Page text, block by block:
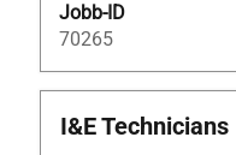
Jobb-ID
70265
Titel
I&E Technicians
Klicka